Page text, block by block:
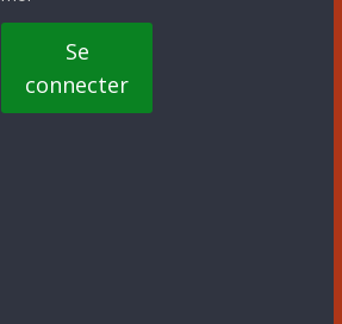
Se
connecter